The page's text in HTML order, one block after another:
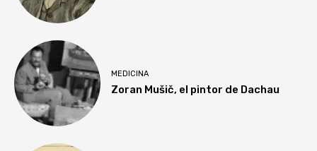
MEDICINA
Zoran Mušič, el pintor de Dachau